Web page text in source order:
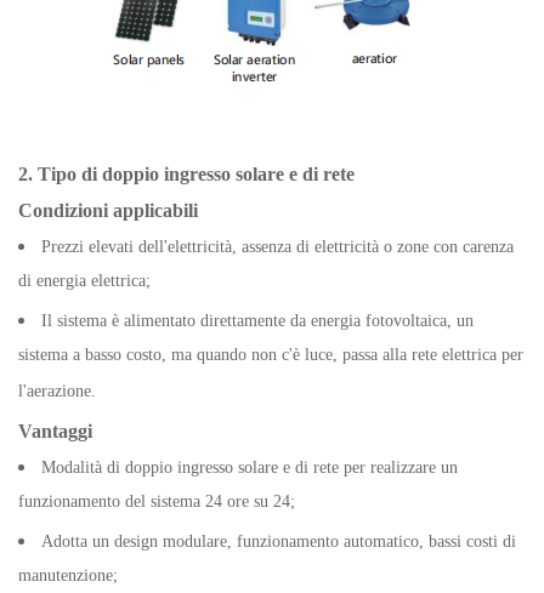
2. Tipo di doppio ingresso solare e di rete
Condizioni applicabili
Prezzi elevati dell'elettricità, assenza di elettricità o zone con carenza
di energia elettrica;
Il sistema è alimentato direttamente da energia fotovoltaica, un
sistema a basso costo, ma quando non c'è luce, passa alla rete elettrica per
l'aerazione.
Vantaggi
Modalità di doppio ingresso solare e di rete per realizzare un
funzionamento del sistema 24 ore su 24;
Adotta un design modulare, funzionamento automatico, bassi costi di
manutenzione;